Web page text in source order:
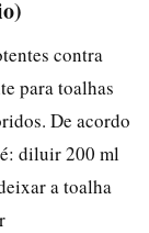
contra
para toalhas
De acordo
diluir 200 ml
a toalha